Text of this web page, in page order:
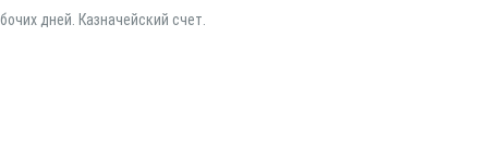
дней. Казначейский счет.